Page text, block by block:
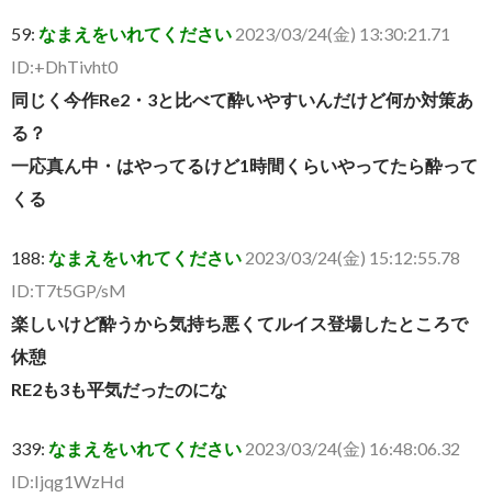
59: なまえをいれてください 2023/03/24(金) 13:30:21.71
ID:+DhTivht0
同じく今作Re2・3と比べて酔いやすいんだけど何か対策あ
る？
一応真ん中・はやってるけど1時間くらいやってたら酔って
くる
188: なまえをいれてください 2023/03/24(金) 15:12:55.78
ID:T7t5GP/sM
楽しいけど酔うから気持ち悪くてルイス登場したところで
休憩
RE2も3も平気だったのにな
339: なまえをいれてください 2023/03/24(金) 16:48:06.32
ID:Ijqg1WzHd